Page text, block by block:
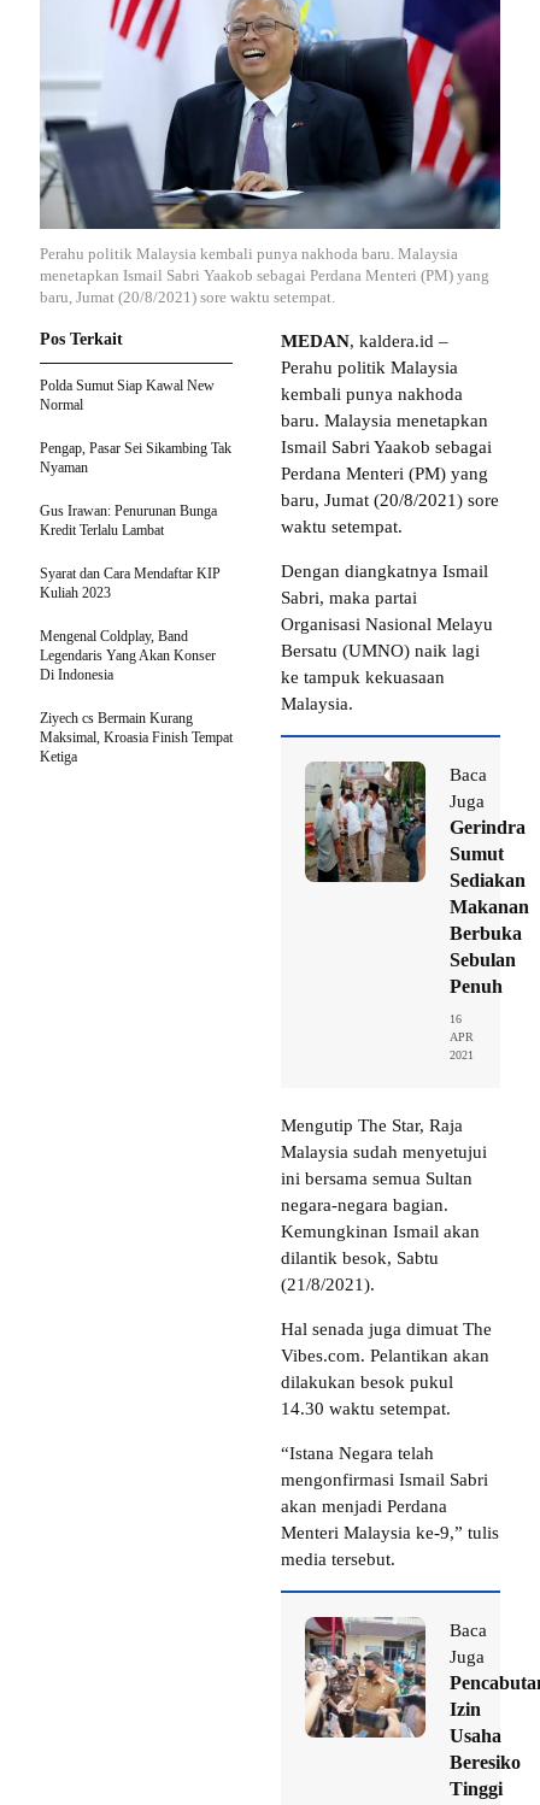
Perahu politik Malaysia kembali punya nakhoda baru. Malaysia
menetapkan Ismail Sabri Yaakob sebagai Perdana Menteri (PM) yang
baru, Jumat (20/8/2021) sore waktu setempat.
MEDAN, kaldera.id –
Perahu politik Malaysia
kembali punya nakhoda
baru. Malaysia menetapkan
Ismail Sabri Yaakob sebagai
Perdana Menteri (PM) yang
baru, Jumat (20/8/2021) sore
waktu setempat.
Dengan diangkatnya Ismail
Sabri, maka partai
Organisasi Nasional Melayu
Bersatu (UMNO) naik lagi
ke tampuk kekuasaan
Malaysia.
Baca
Juga
Gerindra
Sumut
Sediakan
Makanan
Berbuka
Sebulan
Penuh
16
APR
2021
Mengutip The Star, Raja
Malaysia sudah menyetujui
ini bersama semua Sultan
negara-negara bagian.
Kemungkinan Ismail akan
dilantik besok, Sabtu
(21/8/2021).
Hal senada juga dimuat The
Vibes.com. Pelantikan akan
dilakukan besok pukul
14.30 waktu setempat.
“Istana Negara telah
mengonfirmasi Ismail Sabri
akan menjadi Perdana
Menteri Malaysia ke-9,” tulis
media tersebut.
Baca
Juga
Izin
Usaha
Beresiko
Tinggi
Pos Terkait
Polda Sumut Siap Kawal New
Normal
Pengap, Pasar Sei Sikambing Tak
Nyaman
Gus Irawan: Penurunan Bunga
Kredit Terlalu Lambat
Syarat dan Cara Mendaftar KIP
Kuliah 2023
Mengenal Coldplay, Band
Legendaris Yang Akan Konser
Di Indonesia
Ziyech cs Bermain Kurang
Maksimal, Kroasia Finish Tempat
Ketiga